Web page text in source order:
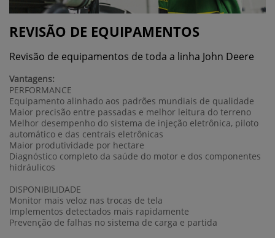
REVISÃO DE EQUIPAMENTOS
Revisão de equipamentos de toda a linha John Deere
Vantagens:
PERFORMANCE
Equipamento alinhado aos padrões mundiais de qualidade
Maior precisão entre passadas e melhor leitura do terreno
Melhor desempenho do sistema de injeção eletrônica, piloto
automático e das centrais eletrônicas
Maior produtividade por hectare
Diagnóstico completo da saúde do motor e dos componentes
hidráulicos
DISPONIBILIDADE
Monitor mais veloz nas trocas de tela
Implementos detectados mais rapidamente
Prevenção de falhas no sistema de carga e partida